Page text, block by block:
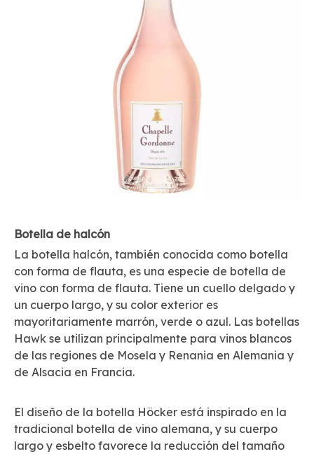
Botella de halcón
La botella halcón, también conocida como botella
con forma de flauta, es una especie de botella de
vino con forma de flauta. Tiene un cuello delgado y
un cuerpo largo, y su color exterior es
mayoritariamente marrón, verde o azul. Las botellas
Hawk se utilizan principalmente para vinos blancos
de las regiones de Mosela y Renania en Alemania y
de Alsacia en Francia.
El diseño de la botella Höcker está inspirado en la
tradicional botella de vino alemana, y su cuerpo
largo y esbelto favorece la reducción del tamaño